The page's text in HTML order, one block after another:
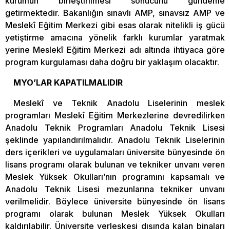
getirmektedir. Bakanlığın sınavlı AMP, sınavsız AMP ve
Meslekî Eğitim Merkezi gibi esas olarak nitelikli iş gücü
yetiştirme amacına yönelik farklı kurumlar yaratmak
yerine Meslekî Eğitim Merkezi adı altında ihtiyaca göre
program kurgulaması daha doğru bir yaklaşım olacaktır.
MYO’LAR KAPATILMALIDIR
Meslekî ve Teknik Anadolu Liselerinin meslek
programları Meslekî Eğitim Merkezlerine devredilirken
Anadolu Teknik Programları Anadolu Teknik Lisesi
şeklinde yapılandırılmalıdır. Anadolu Teknik Liselerinin
ders içerikleri ve uygulamaları üniversite bünyesinde ön
lisans programı olarak bulunan ve tekniker unvanı veren
Meslek Yüksek Okulları’nın programını kapsamalı ve
Anadolu Teknik Lisesi mezunlarına tekniker unvanı
verilmelidir. Böylece üniversite bünyesinde ön lisans
programı olarak bulunan Meslek Yüksek Okulları
kaldırılabilir. Üniversite yerleşkesi dışında kalan binaları